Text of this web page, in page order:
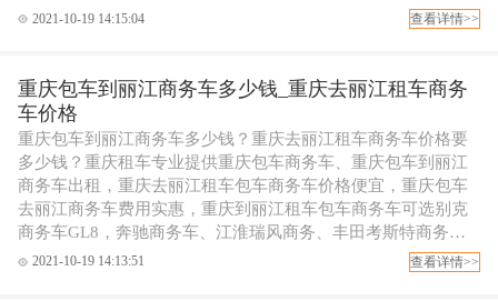
务、丰田考斯特商务包车等，可配专职代驾司机，欢迎拨打重
2021-10-19 14:15:04 查看详情>>
重庆包车到丽江商务车多少钱_重庆去丽江租车商务
车价格
重庆包车到丽江商务车多少钱？重庆去丽江租车商务车价格要
多少钱？重庆租车专业提供重庆包车商务车、重庆包车到丽江
商务车出租，重庆去丽江租车包车商务车价格便宜，重庆包车
去丽江商务车费用实惠，重庆到丽江租车包车商务车可选别克
商务车GL8，奔驰商务车、江淮瑞风商务、丰田考斯特商务包
车等，可配专职代驾司机，欢迎拨打重庆租车电话订车！
2021-10-19 14:13:51 查看详情>>